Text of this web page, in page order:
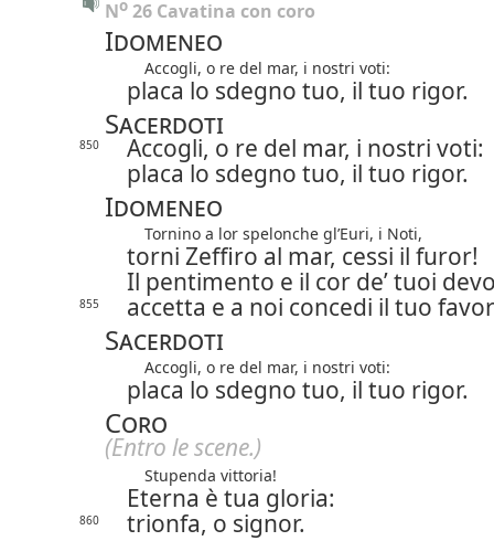
No 26 Cavatina con coro
Idomeneo
Accogli, o re del mar, i nostri voti:
placa lo sdegno tuo, il tuo rigor.
Sacerdoti
850
Accogli, o re del mar, i nostri voti:
placa lo sdegno tuo, il tuo rigor.
Idomeneo
Tornino a lor spelonche gl’Euri, i Noti,
torni Zeffiro al mar, cessi il furor!
Il pentimento e il cor de’ tuoi
855 accetta e a noi concedi il tuo
Sacerdoti
Accogli, o re del mar, i nostri voti:
placa lo sdegno tuo, il tuo rigor.
Coro
(Entro le scene.)
Stupenda vittoria!
Eterna è tua gloria:
860 trionfa, o signor.